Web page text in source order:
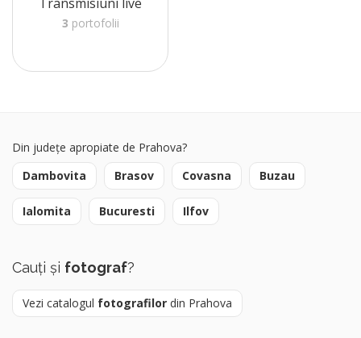
3 portofolii
Din județe apropiate de Prahova?
Dambovita
Brasov Covasna Buzau
Ialomita Bucuresti Ilfov
Cauți și fotograf?
Vezi catalogul fotografilor din Prahova